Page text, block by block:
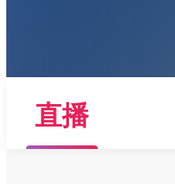
直播